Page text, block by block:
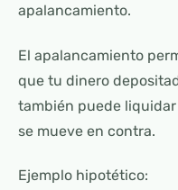
apalancamiento.
El apalancamiento
que tu dinero
también puede
se mueve en contra.
Ejemplo hipotético: